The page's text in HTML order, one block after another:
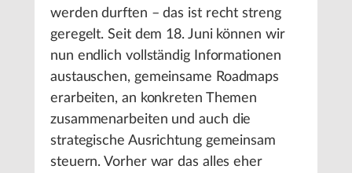
werden durften – das ist recht streng
geregelt. Seit dem 18. Juni können wir
nun endlich vollständig Informationen
austauschen, gemeinsame Roadmaps
erarbeiten, an konkreten Themen
zusammenarbeiten und auch die
strategische Ausrichtung gemeinsam
steuern. Vorher war das alles eher